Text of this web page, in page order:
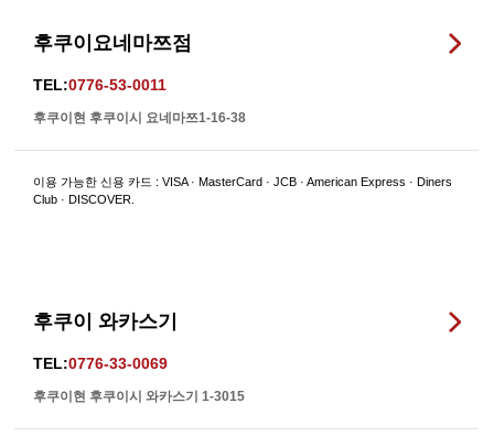
후쿠이요네마쯔점
TEL:0776-53-0011
후쿠이현 후쿠이시 요네마쯔1-16-38
이용 가능한 신용 카드 : VISA · MasterCard · JCB · American Express · Diners
Club · DISCOVER.
후쿠이 와카스기
TEL:0776-33-0069
후쿠이현 후쿠이시 와카스기 1-3015